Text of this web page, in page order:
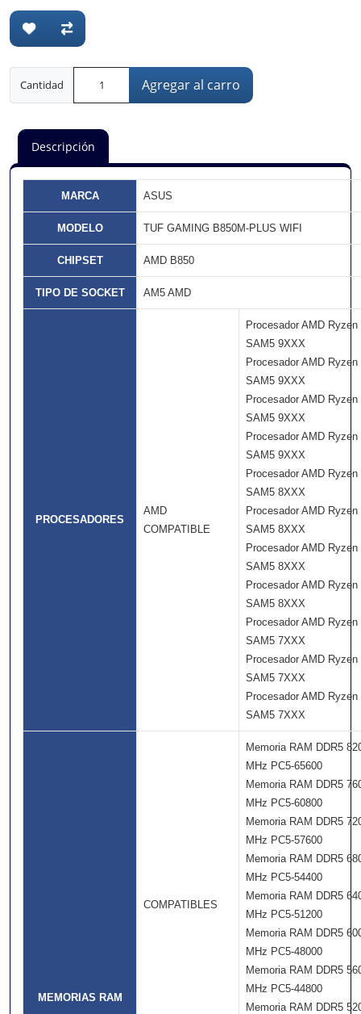
Cantidad Agregar al carro
Descripción
MARCA ASUS
MODELO TUF GAMING B850M-PLUS WIFI
CHIPSET AMD B850
TIPO DE SOCKET AM5 AMD
PROCESADORES
AMD
COMPATIBLE
Procesador AMD Ryzen
SAM5 9XXX
Procesador AMD Ryzen
SAM5 9XXX
Procesador AMD Ryzen
SAM5 9XXX
Procesador AMD Ryzen
SAM5 9XXX
Procesador AMD Ryzen
SAM5 8XXX
Procesador AMD Ryzen
SAM5 8XXX
Procesador AMD Ryzen
SAM5 8XXX
Procesador AMD Ryzen
SAM5 8XXX
Procesador AMD Ryzen
SAM5 7XXX
Procesador AMD Ryzen
SAM5 7XXX
Procesador AMD Ryzen
SAM5 7XXX
MEMORIAS RAM
COMPATIBLES
Memoria RAM DDR5
MHz PC5-65600
Memoria RAM DDR5
MHz PC5-60800
Memoria RAM DDR5
MHz PC5-57600
Memoria RAM DDR5
MHz PC5-54400
Memoria RAM DDR5
MHz PC5-51200
Memoria RAM DDR5
MHz PC5-48000
Memoria RAM DDR5
MHz PC5-44800
Memoria RAM DDR5